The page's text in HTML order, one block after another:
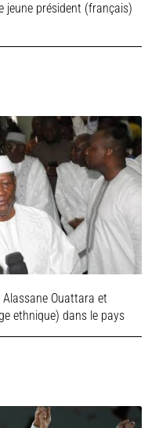
jeune président (français)
Alassane Ouattara et
ethnique) dans le pays